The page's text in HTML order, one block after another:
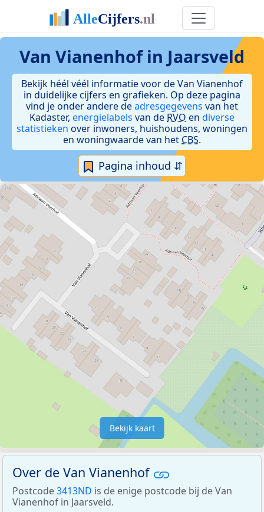
Van Vianenhof in Jaarsveld
Bekijk héél véél informatie voor de Van Vianenhof
in duidelijke cijfers en grafieken. Op deze pagina
vind je onder andere deadresgegevens van het
Kadaster, energielabels van de RVO en diverse
statistieken over inwoners, huishoudens, woningen
en woningwaarde van het CBS.
Pagina inhoud ⇵
Bekijk kaart
Over de Van Vianenhof
Postcode3413ND is de enige postcode bij de Van
Vianenhof in Jaarsveld.